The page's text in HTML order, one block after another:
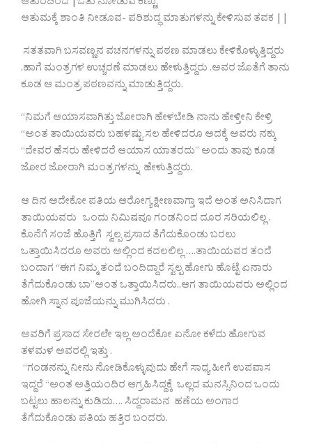
ಆತುಮಕ್ಕೆ ಶಾಂತಿ ನೀಡೂವ- ಪರಿಶುದ್ಧ ಮಾತುಗಳನ್ನು ಕೇಳಿಸುವ ತವಕ ||
ಸತತವಾಗಿ ಬಸವಣ್ಣನ ವಚನಗಳನ್ನು ಪಠಣ ಮಾಡಲು ಕೇಳಿಕೊಳ್ಳುತ್ತಿದ್ದರು
.ಹಾಗೆ ಮಂತ್ರಗಳ ಉಚ್ಚರಣೆ ಮಾಡಲು ಹೇಳುತ್ತಿದ್ದರು .ಅವರ ಜೊತೆಗೆ ತಾನು
ಕೂಡ ಆ ಮಂತ್ರ ಪಠಣವನ್ನು ಮಾಡುತ್ತಿದ್ದರು.
“ನಿಮಗೆ ಆಯಾಸವಾಗಿತ್ತು ಜೋರಾಗಿ ಹೇಳಬೇಡಿ ನಾನು ಹೇಳ್ತೀನಿ ಕೇಳ್ರಿ
“ಅಂತ ತಾಯಿಯವರು ಬಹಳಷ್ಟು ಸಲ ಹೇಳಿದರೂ ಅದಕ್ಕೆ ಅವರು ನಕ್ಕು
“ದೇವರ ಹೆಸರು ಹೇಳಿದರೆ ಆಯಾಸ ಯಾತರದು” ಅಂದು ತಾವು ಕೂಡ
ಜೋರ ಜೋರಾಗಿ ಮಂತ್ರಗಳನ್ನು ಹೇಳುತ್ತಿದ್ದರು.
ಆ ದಿನ ಅದೇಕೋ ಪತಿಯ ಆರೋಗ್ಯ ಕ್ಷೀಣವಾಗ್ತಾ ಇದೆ ಅಂತ ಅನಿಸಿದಾಗ
ತಾಯಿಯವರು ಒಂದು ನಿಮಿಷವೂ ಗಂಡನಿಂದ ದೂರ ಸರಿಯಲಿಲ್ಲ .
ಕೊನೆಗೆ ಸಂಜೆ ಹೊತ್ತಿಗೆ ಸ್ವಲ್ಪ ಪ್ರಸಾದ ತೆಗೆದುಕೊಂಡು ಬರಲು
ಒತ್ತಾಯಿಸಿದರೂ ಅವರು ಅಲ್ಲಿಂದ ಕದಲಲಿಲ್ಲ ….ತಾಯಿಯವರ ತಂದೆ
ಬಂದಾಗ “ಈಗ ನಿಮ್ಮ ತಂದೆ ಬಂದಿದ್ದಾರೆ ಸ್ವಲ್ಪ ಹೋಗು ಹೊಟ್ಟೆ ಏನಾರು
ತೆಗೆದುಕೊಂಡು ಬಾ”ಅಂತ ಒತ್ತಾಯಿಸಿದರು..ಆಗ ತಾಯಿಯವರು ಅಲ್ಲಿಂದ
ಹೋಗಿ ಸ್ನಾನ ಪೂಜೆಯನ್ನು ಮುಗಿಸಿದರು .
ಅವರಿಗೆ ಪ್ರಸಾದ ಸೇರಲೇ ಇಲ್ಲ ಅಂದೆಕೋ ಏನೋ ಕಳೆದು ಹೋಗುವ
ತಳಮಳ ಅವರಲ್ಲಿ ಇತ್ತು .
“ಗಂಡನನ್ನು ನೀನು ನೋಡಿಕೊಳ್ಳುವುದು ಹೇಗೆ ಸಾಧ್ಯ ಹೀಗೆ ಉಪವಾಸ
ಇದ್ದರೆ “ಅಂತ ಅತ್ತಿಯಂದಿರ ಆಗ್ರಹಿಸಿದ್ದಕ್ಕೆ ಒಲ್ಲದ ಮನಸ್ಸಿನಿಂದ ಒಂದು
ಬಟ್ಟಲು ಹಾಲನ್ನು ಕುಡಿದು…. ಸಿದ್ದರಾಮನ ಹಣೆಯ ಅಂಗಾರ
ತೆಗೆದುಕೊಂಡು ಪತಿಯ ಹತ್ತಿರ ಬಂದರು.